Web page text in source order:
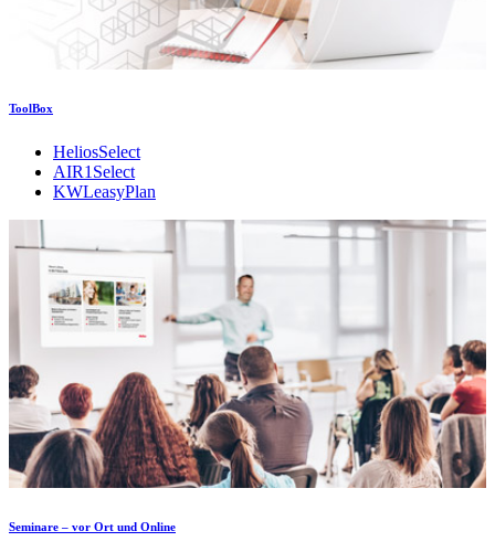
ToolBox
HeliosSelect
AIR1Select
KWLeasyPlan
Seminare – vor Ort und Online